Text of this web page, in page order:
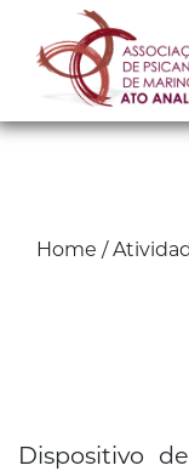
Home /
Dispositivo